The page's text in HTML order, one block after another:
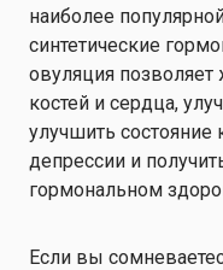
наиболее
синтетические
овуляция
костей и сердца,
улучшить состояние
депрессии и
гормональном
Если вы